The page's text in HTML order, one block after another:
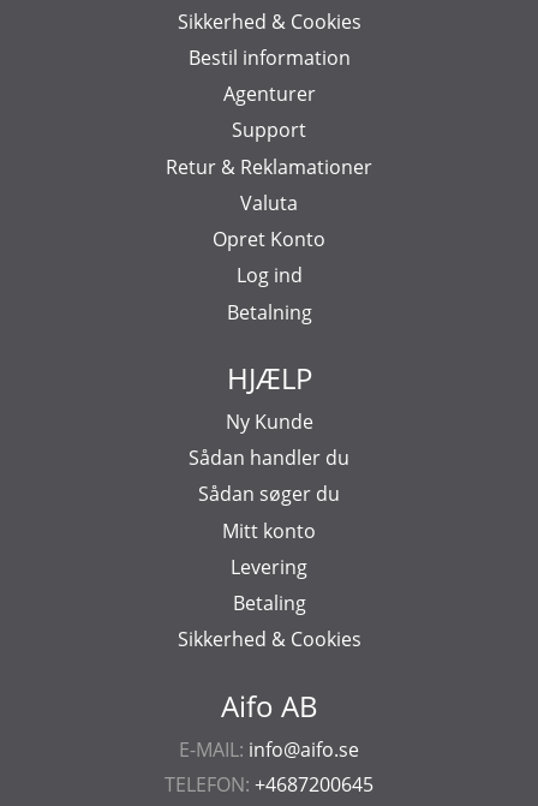
Aifo AB
E-MAIL: info@aifo.se
TELEFON: +4687200645
Sikkerhed & Cookies
Bestil information
Agenturer
Support
Retur & Reklamationer
Valuta
Opret Konto
Log ind
Betalning
HJÆLP
Ny Kunde
Sådan handler du
Sådan søger du
Mitt konto
Levering
Betaling
Sikkerhed & Cookies